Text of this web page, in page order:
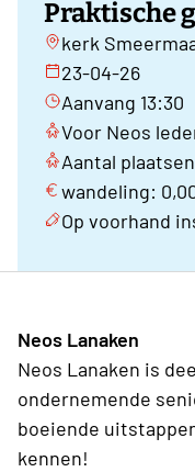
Praktische
kerk
23-04-26
Aanvang 13:30
Voor Neos
Aantal
wandeling:
Op voorhand
Neos Lanaken
Neos Lanaken is
ondernemende
boeiende
kennen!